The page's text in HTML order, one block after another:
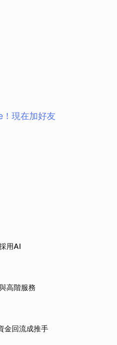
現在加好友
用AI
高階服務
金回流成推手